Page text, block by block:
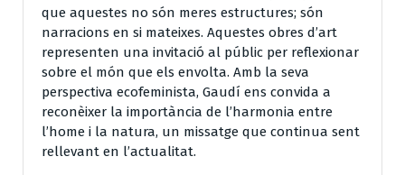
que aquestes no són meres estructures; són
narracions en si mateixes. Aquestes obres d’art
representen una invitació al públic per reflexionar
sobre el món que els envolta. Amb la seva
perspectiva ecofeminista, Gaudí ens convida a
reconèixer la importància de l’harmonia entre
l’home i la natura, un missatge que continua sent
rellevant en l’actualitat.